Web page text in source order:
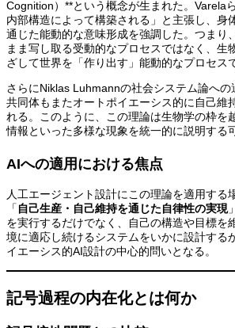
Cognition）**という概念が生まれた。Varela
内部構造によって構築される」と主張し、身
通じた能動的な意味形成を強調した。つまり
まま写し取る受動的なプロセスではなく、生
ざして世界を「作り出す」能動的なプロセス
さらにNiklas Luhmannの社会システム論へ
共同体もまたオートポイエーシス的に自己維
れる。このように、この理論は生物学の枠を
情報といった多様な現象を統一的に説明する
AIへの適用における焦点
人工エージェント設計にこの理論を適用する
「 自己生産・自己維持を通じた自律性の実現
を実行するだけでなく、自己の構造や目標を
境に適応し続けるシステムをいかに設計す
イエーシス的AI設計の中心的問いとなる。
記号過程の内在化とは何か